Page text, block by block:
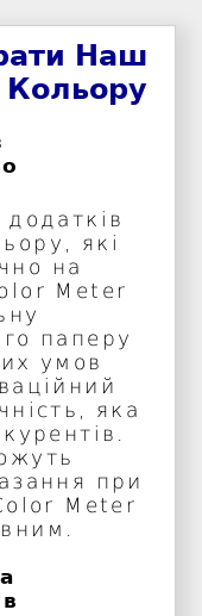
Наш
Кольору
які
на
Meter
паперу
умов
яка
при
Meter